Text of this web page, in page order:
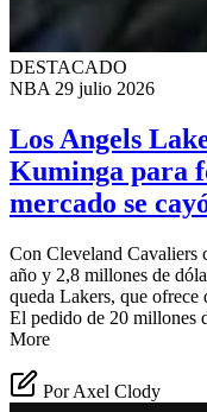
DESTACADO
NBA 29 julio 2026
Los Angels
Kuminga para
mercado se
Con Cleveland Cavaliers
año y 2,8 millones de
queda Lakers, que ofrece
El pedido de 20 millones
More
Por Axel Clody